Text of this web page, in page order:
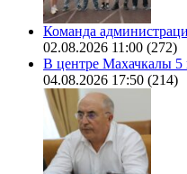
Команда
02.08.2026 11:00 (272)
В центре Махачкалы 5
04.08.2026 17:50 (214)